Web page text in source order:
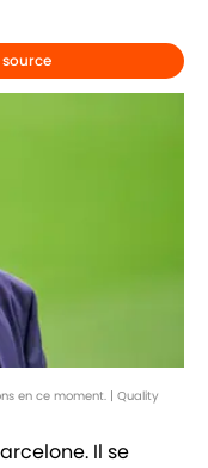
en ce moment. | Quality
Il se